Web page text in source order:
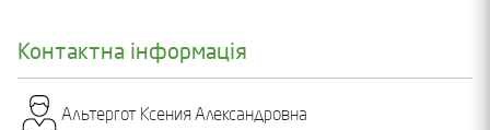
Контактна інформація
Альтергот Ксения Александровна